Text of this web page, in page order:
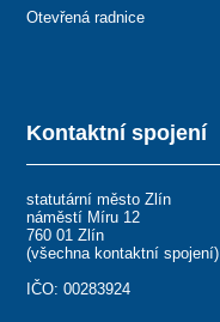
Kontaktní spojení
statutární město Zlín
náměstí Míru 12
760 01 Zlín
(všechna kontaktní spojení)
IČO: 00283924
Otevřená radnice